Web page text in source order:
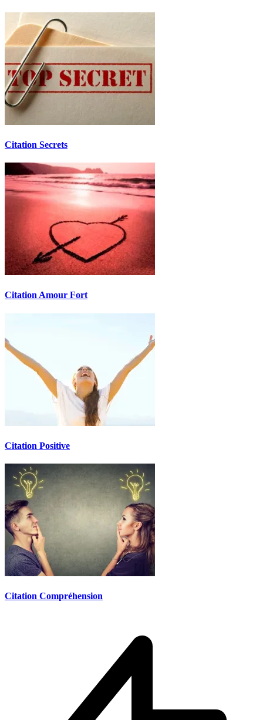
Citation Secrets
Citation Amour Fort
Citation Positive
Citation Compréhension